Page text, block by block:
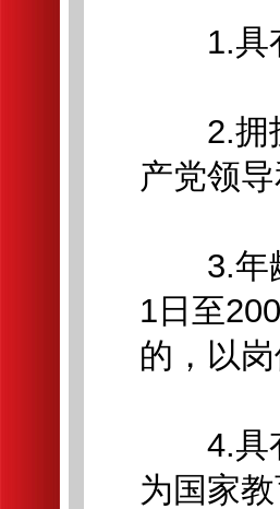
1.具有
2.拥护
产党领
3.年龄
1日至
的，以
4.具有
为国家